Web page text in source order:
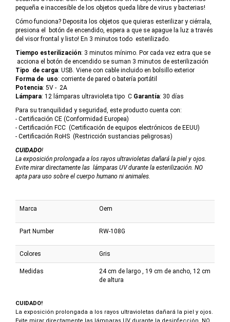
pequeña e inaccesible de los objetos queda libre de virus y bacterias!
Cómo funciona? Deposita los objetos que quieras esterilizar y ciérrala,
presiona el botón de encendido, espera a que se apague la luz a través
del visor frontal y listo! En 3 minutos todo esterilizado.
Tiempo esterilización: 3 minutos mínimo. Por cada vez extra que se
acciona el botón de encendido se suman 3 minutos de esterilización
Tipo de carga: USB. Viene con cable incluido en bolsillo exterior
Forma de uso: corriente de pared o batería portátil
Potencia: 5V - 2A
Lámpara: 12 lámparas ultravioleta tipo C Garantía: 30 días
Para su tranquilidad y seguridad, este producto cuenta con:
- Certificación CE (Conformidad Europea)
- Certificación FCC (Certificación de equipos electrónicos de EEUU)
- Certificación RoHS (Restricción sustancias peligrosas)
CUIDADO!
La exposición prolongada a los rayos ultravioletas dañará la piel y ojos.
Evite mirar directamente las lámparas UV durante la esterilización. NO
apta para uso sobre el cuerpo humano ni animales.
Marca Oem
Part Number RW-108G
Colores Gris
Medidas
24 cm de largo , 19 cm de ancho, 12 cm
de altura
CUIDADO!
La exposición prolongada a los rayos ultravioletas dañará la piel y ojos.